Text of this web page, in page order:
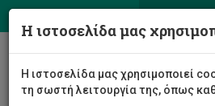
Η ιστοσελίδα μας
Η ιστοσελίδα μας χρησιμοποιεί
τη σωστή λειτουργία της, όπως